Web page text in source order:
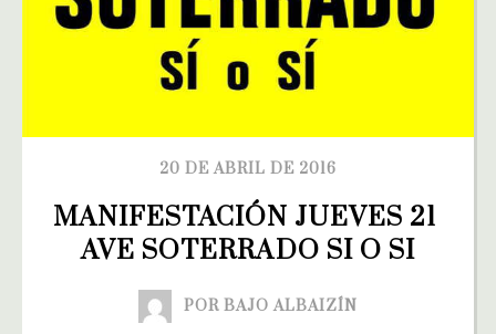
20 DE ABRIL DE 2016
MANIFESTACIÓN JUEVES 21
AVE SOTERRADO SI O SI
POR BAJO ALBAIZÍN